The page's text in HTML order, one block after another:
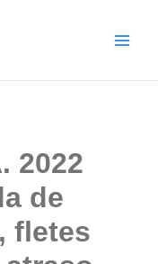
2022
de
fletes